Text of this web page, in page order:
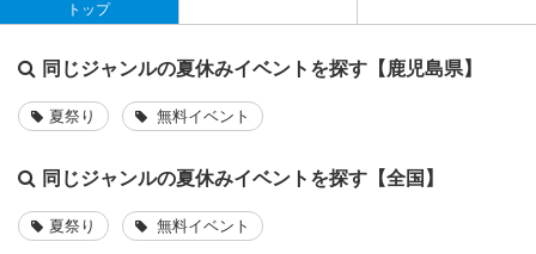
トップ
同じジャンルの夏休みイベントを探す【鹿児島県】
夏祭り 無料イベント
同じジャンルの夏休みイベントを探す【全国】
夏祭り 無料イベント